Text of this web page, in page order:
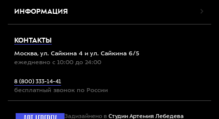
ИНФОРМАЦИЯ
КОНТАКТЫ
Москва, ул. Сайкина 4 и ул. Сайкина 6/5
ежедневно с 10:00 до 24:00
8 (800) 333-14-41
бесплатный звонок по России
Задизайнено в Студии Артемия Лебедева